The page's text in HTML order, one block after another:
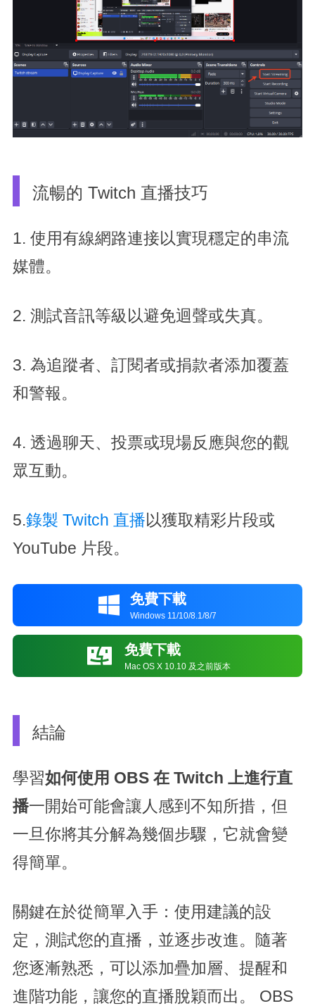
流暢的 Twitch 直播技巧
1. 使用有線網路連接以實現穩定的串流
媒體。
2. 測試音訊等級以避免迴聲或失真。
3. 為追蹤者、訂閱者或捐款者添加覆蓋
和警報。
4. 透過聊天、投票或現場反應與您的觀
眾互動。
5.錄製 Twitch 直播以獲取精彩片段或
YouTube 片段。
 免費下載
Windows 11/10/8.1/8/7
 免費下載
Mac OS X 10.10 及之前版本
結論
學習如何使用 OBS 在 Twitch 上進行直
播一開始可能會讓人感到不知所措，但
一旦你將其分解為幾個步驟，它就會變
得簡單。
關鍵在於從簡單入手：使用建議的設
定，測試您的直播，並逐步改進。隨著
您逐漸熟悉，可以添加疊加層、提醒和
進階功能，讓您的直播脫穎而出。 OBS